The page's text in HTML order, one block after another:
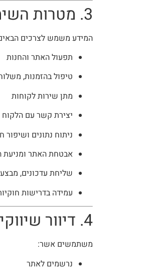
3. מטרות השימוש במידע
המידע משמש לצרכים
תפעול האתר והחנות
טיפול בהזמנות,
מתן שירות לקוחות
יצירת קשר עם הלקוח
ניתוח נתונים
אבטחת האתר ומניעת
שליחת עדכונים,
עמידה בדרישות
4. דיוור שיווקי (מייל ו-SMS)
משתמשים אשר:
נרשמים לאתר